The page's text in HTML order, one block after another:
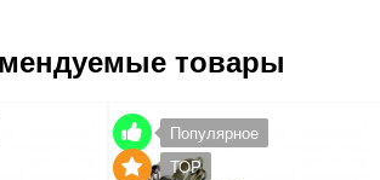
товары
Популярное
TOP